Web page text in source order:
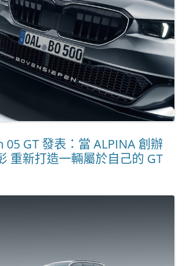
05 GT 發表：當 ALPINA 創辦
重新打造一輛屬於自己的 GT